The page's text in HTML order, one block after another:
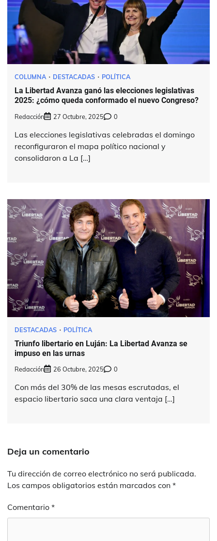
COLUMNA DESTACADAS POLÍTICA
La Libertad Avanza ganó las elecciones legislativas
2025: ¿cómo queda conformado el nuevo Congreso?
Redacción 27 Octubre, 2025 0
Las elecciones legislativas celebradas el domingo
reconfiguraron el mapa político nacional y
consolidaron a La […]
DESTACADAS POLÍTICA
Triunfo libertario en Luján: La Libertad Avanza se
impuso en las urnas
Redacción 26 Octubre, 2025 0
Con más del 30% de las mesas escrutadas, el
espacio libertario saca una clara ventaja […]
Deja un comentario
Tu dirección de correo electrónico no será publicada.
Los campos obligatorios están marcados con *
Comentario *